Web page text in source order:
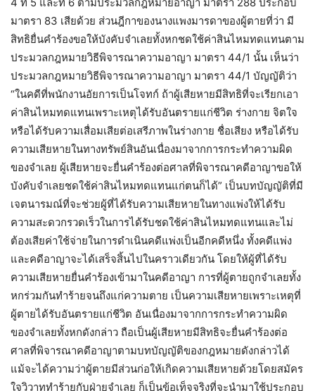
มาตรา 83 เสียด้วย ส่วนฎีกาของนางแพงมารดาของผู้ตายที่ว่า มี
สิทธิยื่นคำร้องขอให้บังคับจำเลยทั้งหกชดใช้ค่าสินไหมทดแทนตาม
ประมวลกฎหมายวิธีพิจารณาความอาญา มาตรา 44/1 นั้น เห็นว่า
ประมวลกฎหมายวิธีพิจารณาความอาญา มาตรา 44/1 บัญญัติว่า
“ในคดีที่พนักงานอัยการเป็นโจทก์ ถ้าผู้เสียหายมีสิทธิที่จะเรียกเอา
ค่าสินไหมทดแทนเพราะเหตุได้รับอันตรายแก่ชีวิต ร่างกาย จิตใจ
หรือได้รับความเสื่อมเสียต่อเสรีภาพในร่างกาย ชื่อเสียง หรือได้รับ
ความเสียหายในทางทรัพย์สินอันเนื่องมาจากการกระทำความผิด
ของจำเลย ผู้เสียหายจะยื่นคำร้องต่อศาลที่พิจารณาคดีอาญาขอให้
บังคับจำเลยชดใช้ค่าสินไหมทดแทนแก่ตนก็ได้” เป็นบทบัญญัติที่มี
เจตนารมณ์ที่จะช่วยผู้ที่ได้รับความเสียหายในทางแพ่งให้ได้รับ
ความสะดวกรวดเร็วในการได้รับชดใช้ค่าสินไหมทดแทนและไม่
ต้องเสียค่าใช้จ่ายในการดำเนินคดีแพ่งเป็นอีกคดีหนึ่ง ทั้งคดีแพ่ง
และคดีอาญาจะได้เสร็จสิ้นไปในคราวเดียวกัน โดยให้ผู้ที่ได้รับ
ความเสียหายยื่นคำร้องเข้ามาในคดีอาญา การที่ผู้ตายถูกจำเลยทั้ง
หกร่วมกันทำร้ายจนถึงแก่ความตาย เป็นความเสียหายเพราะเหตุที่
ผู้ตายได้รับอันตรายแก่ชีวิต อันเนื่องมาจากการกระทำความผิด
ของจำเลยทั้งหกดังกล่าว ถือเป็นผู้เสียหายมีสิทธิจะยื่นคำร้องต่อ
ศาลที่พิจารณาคดีอาญาตามบทบัญญัติของกฎหมายดังกล่าวได้
แม้จะได้ความว่าผู้ตายมีส่วนก่อให้เกิดความเสียหายด้วยโดยสมัคร
ใจวิวาททำร้ายกับฝ่ายจำเลย ก็เป็นข้อเท็จจริงที่จะนำมาใช้ประกอบ